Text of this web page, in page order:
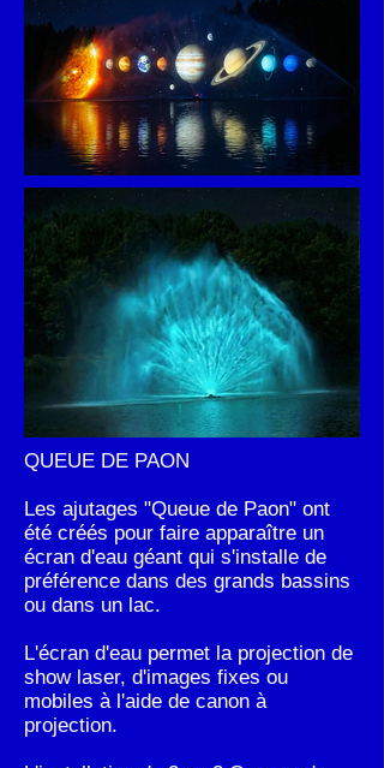
QUEUE DE PAON
Les ajutages "Queue de Paon" ont
été créés pour faire apparaître un
écran d'eau géant qui s'installe de
préférence dans des grands bassins
ou dans un lac.
L'écran d'eau permet la projection de
show laser, d'images fixes ou
mobiles à l'aide de canon à
projection.